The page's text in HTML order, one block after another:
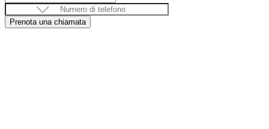
Prenota una chiamata